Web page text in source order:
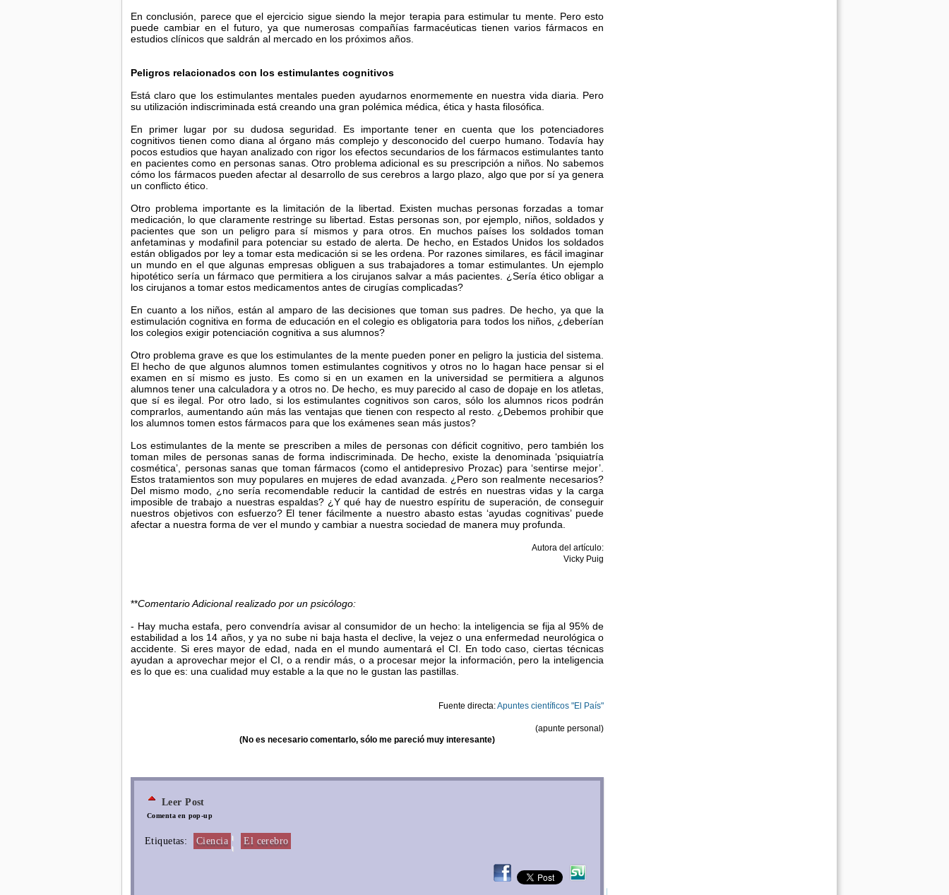
En conclusión, parece que el ejercicio sigue siendo la mejor terapia para estimular tu mente. Pero esto
puede cambiar en el futuro, ya que numerosas compañías farmacéuticas tienen varios fármacos en
estudios clínicos que saldrán al mercado en los próximos años.
Peligros relacionados con los estimulantes cognitivos
Está claro que los estimulantes mentales pueden ayudarnos enormemente en nuestra vida diaria. Pero
su utilización indiscriminada está creando una gran polémica médica, ética y hasta filosófica.
En primer lugar por su dudosa seguridad. Es importante tener en cuenta que los potenciadores
cognitivos tienen como diana al órgano más complejo y desconocido del cuerpo humano. Todavía hay
pocos estudios que hayan analizado con rigor los efectos secundarios de los fármacos estimulantes tanto
en pacientes como en personas sanas. Otro problema adicional es su prescripción a niños. No sabemos
cómo los fármacos pueden afectar al desarrollo de sus cerebros a largo plazo, algo que por sí ya genera
un conflicto ético.
Otro problema importante es la limitación de la libertad. Existen muchas personas forzadas a tomar
medicación, lo que claramente restringe su libertad. Estas personas son, por ejemplo, niños, soldados y
pacientes que son un peligro para sí mismos y para otros. En muchos países los soldados toman
anfetaminas y modafinil para potenciar su estado de alerta. De hecho, en Estados Unidos los soldados
están obligados por ley a tomar esta medicación si se les ordena. Por razones similares, es fácil imaginar
un mundo en el que algunas empresas obliguen a sus trabajadores a tomar estimulantes. Un ejemplo
hipotético sería un fármaco que permitiera a los cirujanos salvar a más pacientes. ¿Sería ético obligar a
los cirujanos a tomar estos medicamentos antes de cirugías complicadas?
En cuanto a los niños, están al amparo de las decisiones que toman sus padres. De hecho, ya que la
estimulación cognitiva en forma de educación en el colegio es obligatoria para todos los niños, ¿deberían
los colegios exigir potenciación cognitiva a sus alumnos?
Otro problema grave es que los estimulantes de la mente pueden poner en peligro la justicia del sistema.
El hecho de que algunos alumnos tomen estimulantes cognitivos y otros no lo hagan hace pensar si el
examen en sí mismo es justo. Es como si en un examen en la universidad se permitiera a algunos
alumnos tener una calculadora y a otros no. De hecho, es muy parecido al caso de dopaje en los atletas,
que sí es ilegal. Por otro lado, si los estimulantes cognitivos son caros, sólo los alumnos ricos podrán
comprarlos, aumentando aún más las ventajas que tienen con respecto al resto. ¿Debemos prohibir que
los alumnos tomen estos fármacos para que los exámenes sean más justos?
Los estimulantes de la mente se prescriben a miles de personas con déficit cognitivo, pero también los
toman miles de personas sanas de forma indiscriminada. De hecho, existe la denominada ‘psiquiatría
cosmética’, personas sanas que toman fármacos (como el antidepresivo Prozac) para ‘sentirse mejor’.
Estos tratamientos son muy populares en mujeres de edad avanzada. ¿Pero son realmente necesarios?
Del mismo modo, ¿no sería recomendable reducir la cantidad de estrés en nuestras vidas y la carga
imposible de trabajo a nuestras espaldas? ¿Y qué hay de nuestro espíritu de superación, de conseguir
nuestros objetivos con esfuerzo? El tener fácilmente a nuestro abasto estas ‘ayudas cognitivas’ puede
afectar a nuestra forma de ver el mundo y cambiar a nuestra sociedad de manera muy profunda.
Autora del artículo:
Vicky Puig
**Comentario Adicional realizado por un psicólogo:
- Hay mucha estafa, pero convendría avisar al consumidor de un hecho: la inteligencia se fija al 95% de
estabilidad a los 14 años, y ya no sube ni baja hasta el declive, la vejez o una enfermedad neurológica o
accidente. Si eres mayor de edad, nada en el mundo aumentará el CI. En todo caso, ciertas técnicas
ayudan a aprovechar mejor el CI, o a rendir más, o a procesar mejor la información, pero la inteligencia
es lo que es: una cualidad muy estable a la que no le gustan las pastillas.
Fuente directa:Apuntes científicos "El País"
(apunte personal)
(No es necesario comentarlo, sólo me pareció muy interesante)
Leer Post
Comenta en pop-up
Etiquetas: Ciencia ¦ El cerebro